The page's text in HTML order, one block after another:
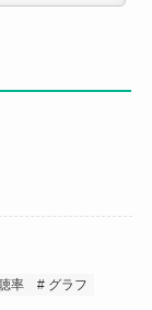
率
グラフ